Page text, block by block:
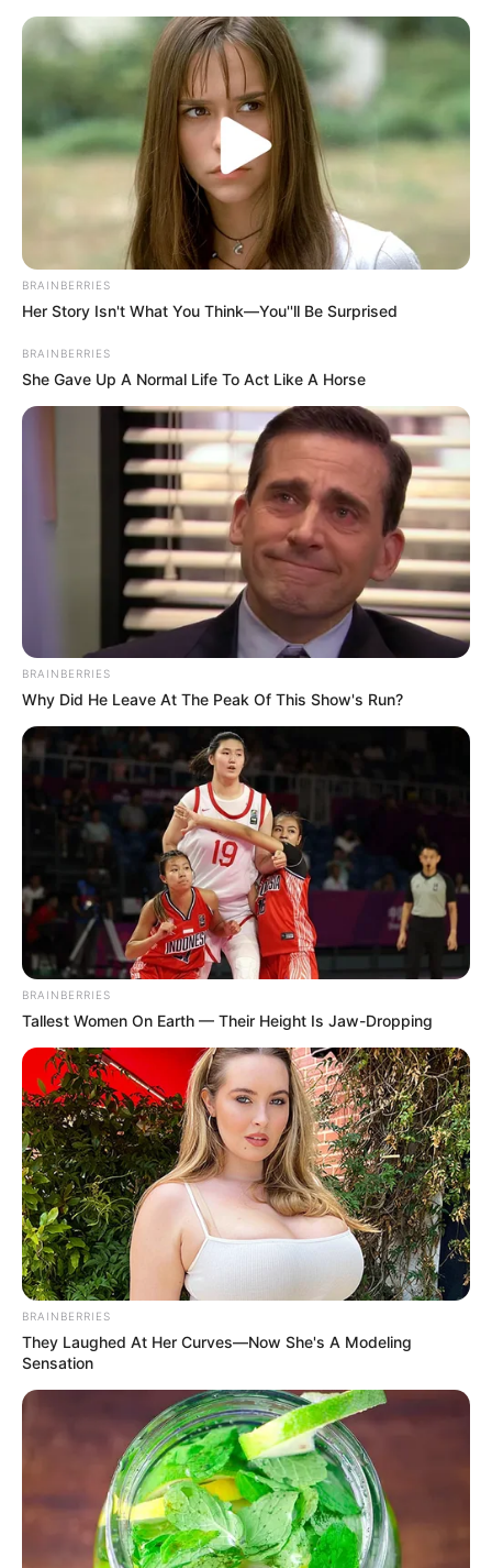
укр рус
Главная /Оперативная информация
Пасмурная погода без осадков
ожидается в Харькове днем 9 февраля
Пасмурная погода без осадков ожидается в Харькове
днем 9 февраля. Ветер южный, 3-6 м/с. Температура –
2-4 град. тепла. Давление – 741-743 мм рт. ст.
Влажность – 94-99%.
в Харькове ожидается пасмурная погода, небольшой
дождь. Ветер юго-западный, 3-6 м/с. Температура – 3-5
– 93-98%.
Как сообщили в управлении по вопросам
чрезвычайных ситуаций Харьковской
облгосадминистрации, уровень радиации в регионе -
12 мкр/ч.
ЭТО ИНТЕРЕСНО
If Looks Could Kill, These Women Would Be On
Top
Brainberries
Unforgettable Awkward Moments From The
Brainberries